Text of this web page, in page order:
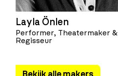
Layla Önlen
Performer, Theatermaker &
Regisseur